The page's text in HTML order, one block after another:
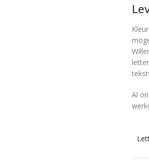
Al